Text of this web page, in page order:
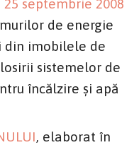
25 septembrie 2008
de energie
din imobilele de
sistemelor de
încălzire şi apă
, elaborat în